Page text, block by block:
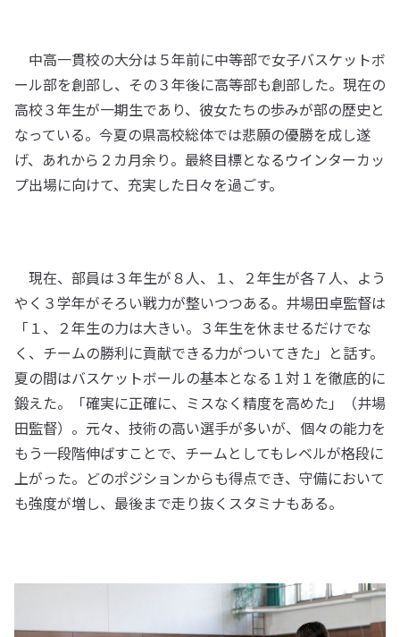
中高一貫校の大分は５年前に中等部で女子バスケットボ
ール部を創部し、その３年後に高等部も創部した。現在の
高校３年生が一期生であり、彼女たちの歩みが部の歴史と
なっている。今夏の県高校総体では悲願の優勝を成し遂
げ、あれから２カ月余り。最終目標となるウインターカッ
プ出場に向けて、充実した日々を過ごす。
現在、部員は３年生が８人、１、２年生が各７人、よう
やく３学年がそろい戦力が整いつつある。井場田卓監督は
「１、２年生の力は大きい。３年生を休ませるだけでな
く、チームの勝利に貢献できる力がついてきた」と話す。
夏の間はバスケットボールの基本となる１対１を徹底的に
鍛えた。「確実に正確に、ミスなく精度を高めた」（井場
田監督）。元々、技術の高い選手が多いが、個々の能力を
もう一段階伸ばすことで、チームとしてもレベルが格段に
上がった。どのポジションからも得点でき、守備において
も強度が増し、最後まで走り抜くスタミナもある。